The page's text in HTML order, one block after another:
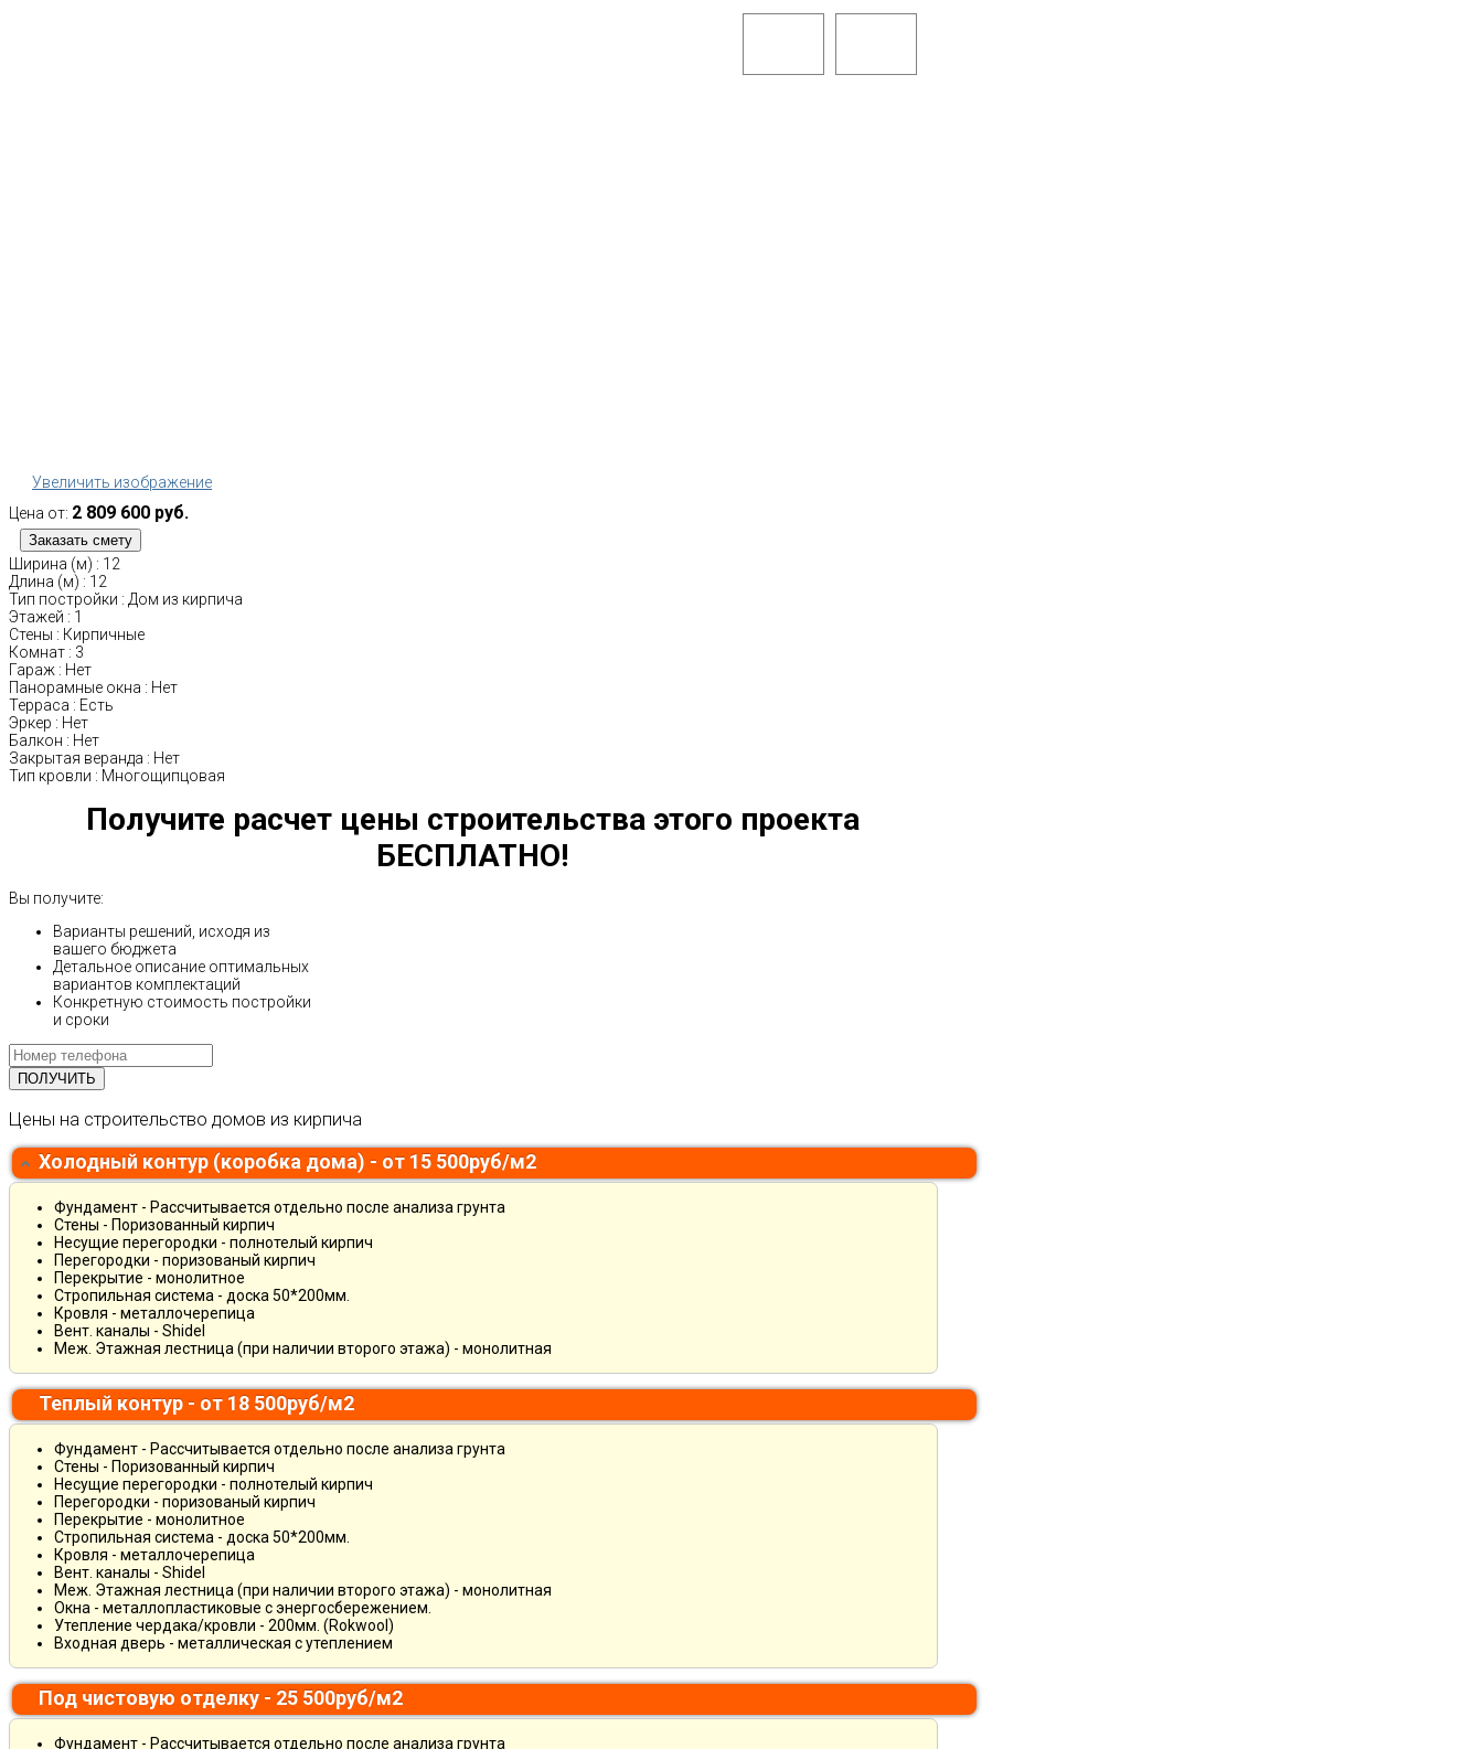
Увеличить изображение
Цена от: 2 809 600 руб.
Ширина (м) : 12
Длина (м) : 12
Тип постройки : Дом из кирпича
Этажей : 1
Стены : Кирпичные
Комнат : 3
Гараж : Нет
Панорамные окна : Нет
Терраса : Есть
Эркер : Нет
Балкон : Нет
Закрытая веранда : Нет
Тип кровли : Многощипцовая
Получите расчет цены строительства этого проекта
БЕСПЛАТНО!
Вы получите:
Варианты решений, исходя из
вашего бюджета
Детальное описание оптимальных
вариантов комплектаций
Конкретную стоимость постройки
и сроки
Цены на строительство домов из кирпича
Холодный контур (коробка дома) - от 15 500руб/м2
Фундамент - Рассчитывается отдельно после анализа грунта
Стены - Поризованный кирпич
Несущие перегородки - полнотелый кирпич
Перегородки - поризованый кирпич
Перекрытие - монолитное
Стропильная система - доска 50*200мм.
Кровля - металлочерепица
Вент. каналы - Shidel
Меж. Этажная лестница (при наличии второго этажа) - монолитная
Теплый контур - от 18 500руб/м2
Фундамент - Рассчитывается отдельно после анализа грунта
Стены - Поризованный кирпич
Несущие перегородки - полнотелый кирпич
Перегородки - поризованый кирпич
Перекрытие - монолитное
Стропильная система - доска 50*200мм.
Кровля - металлочерепица
Вент. каналы - Shidel
Меж. Этажная лестница (при наличии второго этажа) - монолитная
Окна - металлопластиковые с энергосбережением.
Утепление чердака/кровли - 200мм. (Rokwool)
Входная дверь - металлическая с утеплением
Под чистовую отделку - 25 500руб/м2
Фундамент - Рассчитывается отдельно после анализа грунта